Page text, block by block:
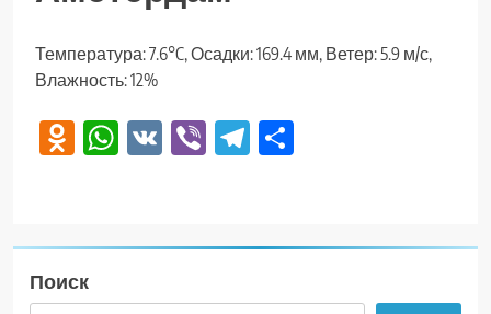
Температура: 7.6°C, Осадки: 169.4 мм, Ветер: 5.9 м/с,
Влажность: 12%
Odnoklassniki
WhatsApp
VK ViberTelegram
Поиск